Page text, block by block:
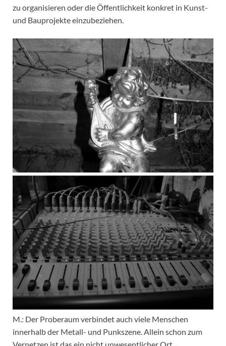
zu organisieren oder die Öffentlichkeit konkret in Kunst-
und Bauprojekte einzubeziehen.
M.: Der Proberaum verbindet auch viele Menschen
innerhalb der Metall- und Punkszene. Allein schon zum